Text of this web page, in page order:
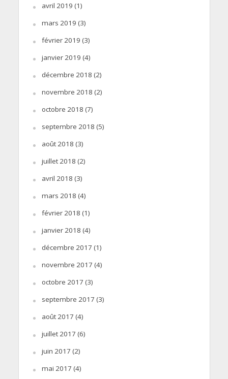
avril 2019 (1)
mars 2019 (3)
février 2019 (3)
janvier 2019 (4)
décembre 2018 (2)
novembre 2018 (2)
octobre 2018 (7)
septembre 2018 (5)
août 2018 (3)
juillet 2018 (2)
avril 2018 (3)
mars 2018 (4)
février 2018 (1)
janvier 2018 (4)
décembre 2017 (1)
novembre 2017 (4)
octobre 2017 (3)
septembre 2017 (3)
août 2017 (4)
juillet 2017 (6)
juin 2017 (2)
mai 2017 (4)